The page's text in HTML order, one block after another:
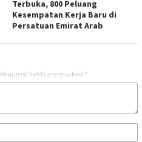
Terbuka, 800 Peluang
Kesempatan Kerja Baru di
Persatuan Emirat Arab
Required fields are marked *